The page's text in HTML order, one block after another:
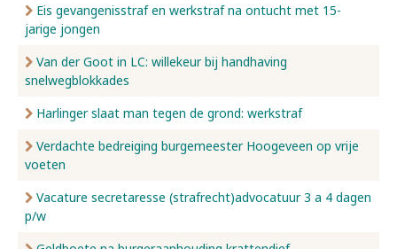
Eis gevangenisstraf en werkstraf na ontucht met 15-
jarige jongen
Van der Goot in LC: willekeur bij handhaving
snelwegblokkades
Harlinger slaat man tegen de grond: werkstraf
Verdachte bedreiging burgemeester Hoogeveen op vrije
voeten
Vacature secretaresse (strafrecht)advocatuur 3 a 4 dagen
p/w